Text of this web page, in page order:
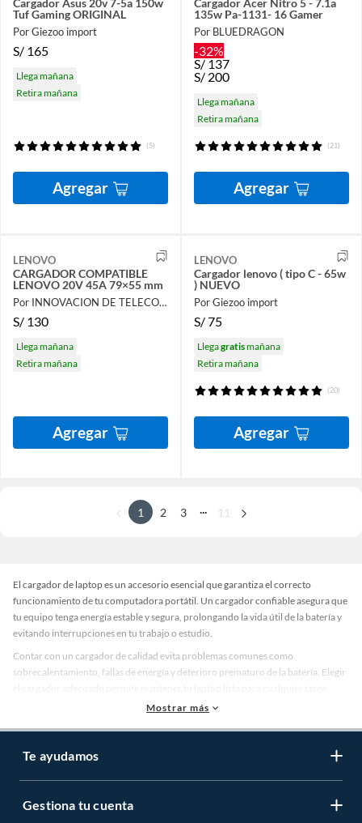
Tuf Gaming ORIGINAL
Por Giezoo import
S/ 165
Llega mañana
Retira mañana
(5)
Agregar
135w Pa-1131- 16 Gamer
Por BLUEDRAGON
-32%
S/137
S/ 200
Llega mañana
Retira mañana
(21)
Agregar
LENOVO
CARGADOR COMPATIBLE
LENOVO 20V 45A 79×55 mm
Por INNOVACION DE TELECOMUNICACIONES & SISTEMAS S.A.C
S/ 130
Llega mañana
Retira mañana
Agregar
LENOVO
Cargador lenovo ( tipo C - 65w
) NUEVO
Por Giezoo import
S/75
Llegagratismañana
Retira mañana
(20)
Agregar
1 2 3 11
El cargador de laptop es un accesorio esencial que garantiza el correcto
funcionamiento de tu computadora portátil. Un cargador confiable asegura que
tu equipo tenga energía estable y segura, prolongando la vida útil de la batería y
evitando interrupciones en tu trabajo o estudio.
Contar con un cargador de calidad evita problemas comunes como
sobrecalentamiento, fallas de energía y deterioro prematuro de la batería. Elegir
optimizando su rendimiento y seguridad.
Tipos de cargadores de laptop
Existen diferentes tipos de cargadores de laptop según la marca y modelo del
equipo. Se destacan los cargadores estándar, cargadores rápidos y adaptadores
universales. Cada tipo cumple una función específica para satisfacer las
necesidades energéticas de diversos equipos.
Mostrar más
Te ayudamos
Gestiona tu cuenta